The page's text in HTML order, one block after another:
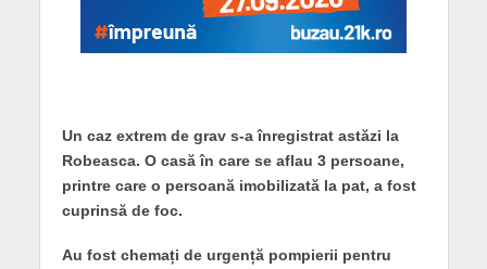
Un caz extrem de grav s-a înregistrat astăzi la
Robeasca. O casă în care se aflau 3 persoane,
printre care o persoană imobilizată la pat, a fost
cuprinsă de foc.
Au fost chemați de urgență pompierii pentru